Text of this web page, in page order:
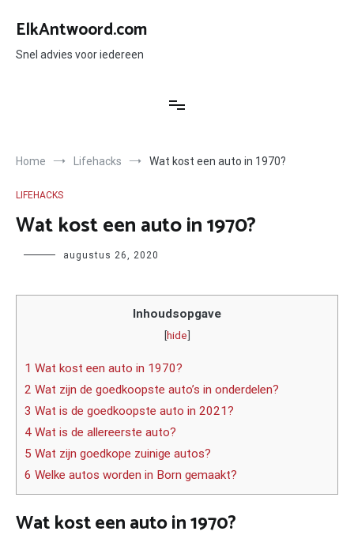
naar
inhoud
ElkAntwoord.com
Snel advies voor iedereen
Home Lifehacks Wat kost een auto in 1970?
LIFEHACKS
Wat kost een auto in 1970?
Author augustus 26, 2020
Inhoudsopgave
[hide]
1 Wat kost een auto in 1970?
2 Wat zijn de goedkoopste auto’s in onderdelen?
3 Wat is de goedkoopste auto in 2021?
4 Wat is de allereerste auto?
5 Wat zijn goedkope zuinige autos?
6 Welke autos worden in Born gemaakt?
Wat kost een auto in 1970?